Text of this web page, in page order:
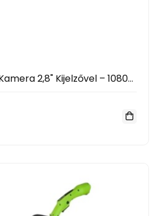
Luxy Beltéri WiFi IP Kamera 2,8" Kijelzővel – 1080P, AI Mozgásérzékelés, 360° Forgatható- Video Calling Smart Camera